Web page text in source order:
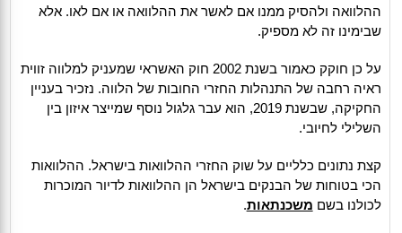
ההלוואה ולהסיק ממנו אם לאשר את ההלוואה או אם לאו. אלא
שבימינו זה לא מספיק.
על כן חוקק כאמור בשנת 2002 חוק האשראי שמעניק למלווה זווית
ראיה רחבה של התנהלות החזרי החובות של הלווה. נזכיר בעניין
החקיקה, שבשנת 2019, הוא עבר גלגול נוסף שמייצר איזון בין
השלילי לחיובי.
קצת נתונים כלליים על שוק החזרי ההלוואות בישראל. ההלוואות
הכי בטוחות של הבנקים בישראל הן ההלוואות לדיור המוכרות
לכולנו בשם משכנתאות.